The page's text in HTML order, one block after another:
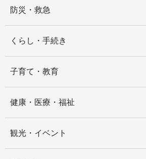
防災・救急
くらし・手続き
子育て・教育
健康・医療・福祉
観光・イベント